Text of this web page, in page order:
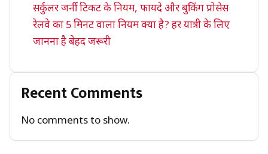
सर्कुलर जर्नी टिकट के नियम, फायदे और बुकिंग प्रोसेस
रेलवे का 5 मिनट वाला नियम क्या है? हर यात्री के लिए
जानना है बेहद जरूरी
Recent Comments
No comments to show.